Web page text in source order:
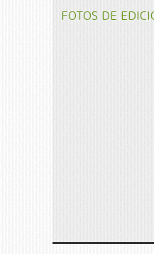
FOTOS DE